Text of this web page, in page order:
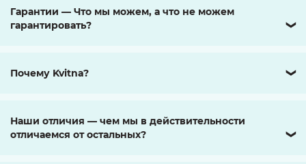
Гарантии — Что мы можем, а что не можем
гарантировать?
❯
Почему Kvitna? ❯
Наши отличия — чем мы в действительности
отличаемся от остальных?
❯